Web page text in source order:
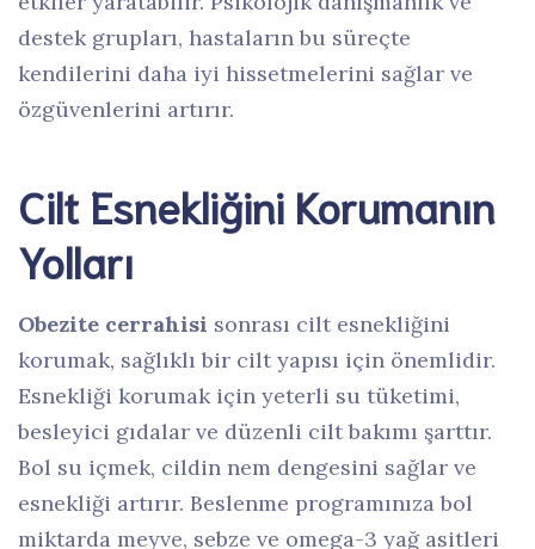
destek grupları, hastaların bu süreçte
kendilerini daha iyi hissetmelerini sağlar ve
özgüvenlerini artırır.
Cilt Esnekliğini Korumanın
Yolları
Obezite cerrahisi sonrası cilt esnekliğini
korumak, sağlıklı bir cilt yapısı için önemlidir.
Esnekliği korumak için yeterli su tüketimi,
besleyici gıdalar ve düzenli cilt bakımı şarttır.
Bol su içmek, cildin nem dengesini sağlar ve
esnekliği artırır. Beslenme programınıza bol
miktarda meyve, sebze ve omega-3 yağ asitleri